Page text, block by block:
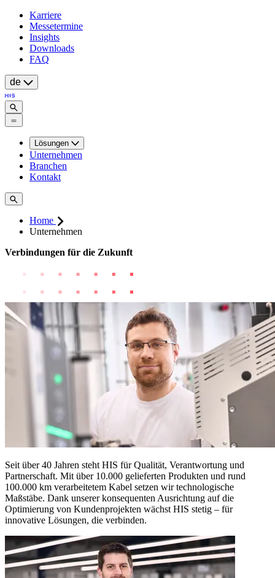
Karriere
Messetermine
Insights
Downloads
FAQ
de
Lösungen
Unternehmen
Branchen
Kontakt
Home
Unternehmen
Verbindungen für die Zukunft
Seit über 40 Jahren steht HIS für Qualität, Verantwortung und
Partnerschaft. Mit über 10.000 gelieferten Produkten und rund
100.000 km verarbeitetem Kabel setzen wir technologische
Maßstäbe. Dank unserer konsequenten Ausrichtung auf die
Optimierung von Kundenprojekten wächst HIS stetig – für
innovative Lösungen, die verbinden.